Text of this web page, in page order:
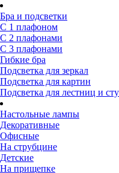
Бра и подсветки
С 1 плафоном
С 2 плафонами
С 3 плафонами
Гибкие бра
Подсветка для зеркал
Подсветка для картин
Подсветка для лестниц и
Настольные лампы
Декоративные
Офисные
На струбцине
Детские
На прищепке